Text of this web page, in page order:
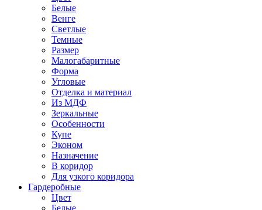
Белые
Венге
Светлые
Темные
Размер
Малогабаритные
Форма
Угловые
Отделка и материал
Из МДФ
Зеркальные
Особенности
Купе
Эконом
Назначение
В коридор
Для узкого коридора
Гардеробные
Цвет
Белые